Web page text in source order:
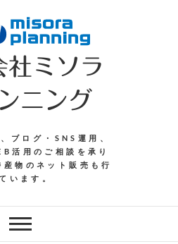
社ミソラ
ニング
ブログ・SNS運用、
活用のご相談を承り
産物のネット販売も行
います。